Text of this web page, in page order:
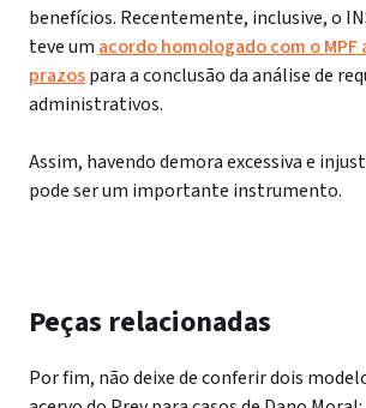
benefícios. Recentemente, inclusive, o
teve um acordo homologado com o MPF
prazospara a conclusão da análise de
administrativos.
Assim, havendo demora excessiva e
pode ser um importante instrumento.
Peças relacionadas
Por fim, não deixe de conferir dois